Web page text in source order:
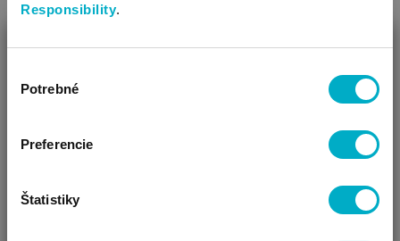
Responsibility.
súhlasu
Potrebné
Preferencie
Štatistiky
SÚVISIACE KATEGÓRIE